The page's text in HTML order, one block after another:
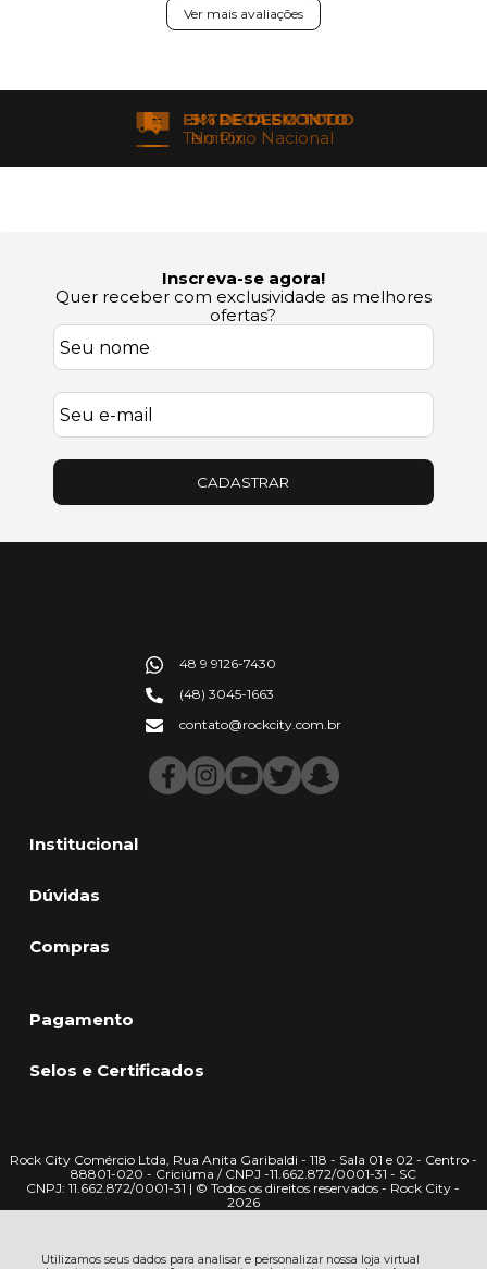
Utilizamos seus dados para analisar e personalizar nossa loja virtual
Ver mais avaliações
ENTREGA EM TODO
Território Nacional
Inscreva-se agora!
Quer receber com exclusividade as melhores
ofertas?
CADASTRAR
Institucional
Dúvidas
Compras
48 9 9126-7430
(48) 3045-1663
contato@rockcity.com.br
Pagamento
Selos e Certificados
Rock City Comércio Ltda, Rua Anita Garibaldi - 118 - Sala 01 e 02 - Centro -
88801-020 - Criciúma / CNPJ -11.662.872/0001-31 - SC
CNPJ: 11.662.872/0001-31 | © Todos os direitos reservados - Rock City -
2026